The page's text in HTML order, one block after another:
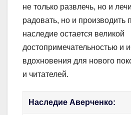
не только развлечь, но и
радовать, но и производить
наследие остается великой
достопримечательностью и
вдохновения для нового
и читателей.
Наследие Аверченко: